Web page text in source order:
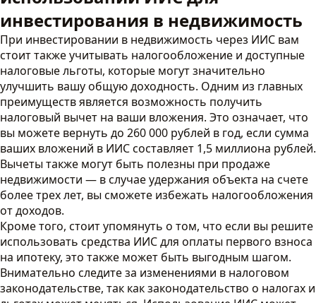
инвестирования в недвижимость
При инвестировании в недвижимость через ИИС вам
стоит также учитывать налогообложение и доступные
налоговые льготы, которые могут значительно
улучшить вашу общую доходность. Одним из главных
преимуществ является возможность получить
налоговый вычет на ваши вложения. Это означает, что
вы можете вернуть до 260 000 рублей в год, если сумма
ваших вложений в ИИС составляет 1,5 миллиона рублей.
Вычеты также могут быть полезны при продаже
недвижимости — в случае удержания объекта на счете
более трех лет, вы сможете избежать налогообложения
от доходов.
Кроме того, стоит упомянуть о том, что если вы решите
использовать средства ИИС для оплаты первого взноса
на ипотеку, это также может быть выгодным шагом.
Внимательно следите за изменениями в налоговом
законодательстве, так как законодательство о налогах и